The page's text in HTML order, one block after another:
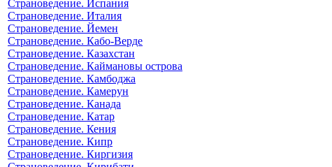
Страноведение. Испания
Страноведение. Италия
Страноведение. Йемен
Страноведение. Кабо-Верде
Страноведение. Казахстан
Страноведение. Каймановы острова
Страноведение. Камбоджа
Страноведение. Камерун
Страноведение. Канада
Страноведение. Катар
Страноведение. Кения
Страноведение. Кипр
Страноведение. Киргизия